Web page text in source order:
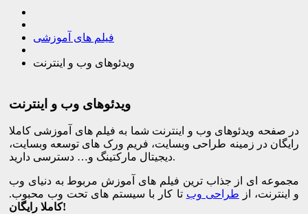
فیلم های آموزشی
ویدئوهای وب و اینترنت
ویدئوهای وب و اینترنت
در صفحه ویدئوهای وب و اینترنت شما به فیلم های آموزشی کاملا
رایگان در زمینه طراحی وبسایت، فریم ورک های توسعه وبسایت،
دیجیتال مارکتینگ و… دسترسی دارید.
مجموعه ای از جذاب ترین فیلم های آموزش مربوط به دنیای وب
و اینترنت، از طراحی وب تا کار با سیستم های تحت وب محبوب.
کاملا رایگان!